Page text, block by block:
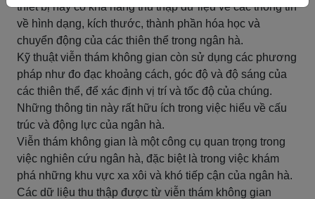
thiết bị này có khả năng thu thập dữ liệu về các thông tin
về hình dạng, kích thước, thành phần hóa học và
chuyển động của các thiên thể trong ngân hà.
Kỹ thuật viễn thám không gian còn sử dụng các phương
pháp như đo đạc khoảng cách, góc độ và độ sáng của
các thiên thể, để xác định vị trí và tốc độ của chúng.
Những thông tin này rất hữu ích trong việc hiểu về cấu
trúc và động lực của ngân hà.
Viễn thám không gian là một công cụ quan trọng trong
việc nghiên cứu ngân hà, đặc biệt là trong việc khám
phá những khu vực xa xôi và khó tiếp cận của ngân hà.
Các dữ liệu thu thập được từ viễn thám không gian